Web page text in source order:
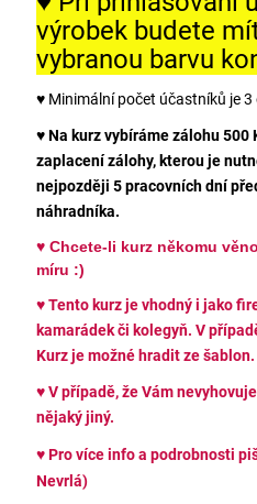
výrobek budete
vybranou barvu
♥ Minimální počet účastníků je 3
♥Na kurz vybíráme zálohu
zaplacení zálohy, kterou je
nejpozději 5 pracovních dní
náhradníka.
♥ Chcete-li kurz někomu
míru :)
♥ Tento kurz je vhodný i jako
kamarádek či kolegyň. V
Kurz je možné hradit ze šablon.
♥V případě, že Vám
nějaký jiný.
♥ Pro více info a podrobnosti
Nevrlá)